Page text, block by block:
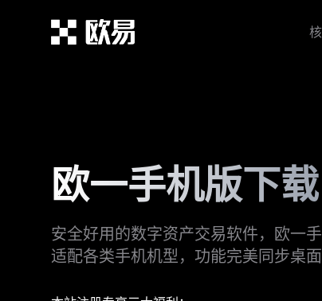
欧一手机版下载
安全好用的数字资产交易软件，欧一
适配各类手机机型，功能完美同步桌